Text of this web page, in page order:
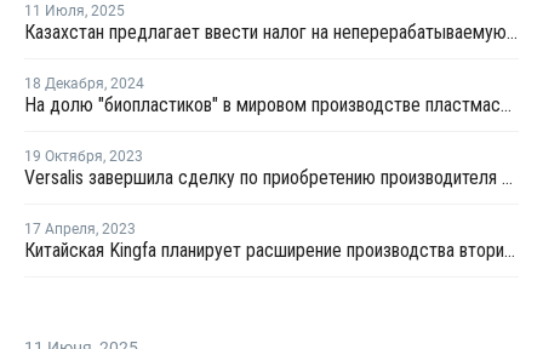
11 Июля, 2025
Казахстан предлагает ввести налог на неперерабатываемую упаковку
18 Декабря, 2024
На долю "биопластиков" в мировом производстве пластмасс приходится только 0,5%
19 Октября, 2023
Versalis завершила сделку по приобретению производителя биопластиков Novamont
17 Апреля, 2023
Китайская Kingfa планирует расширение производства вторичных полимеров